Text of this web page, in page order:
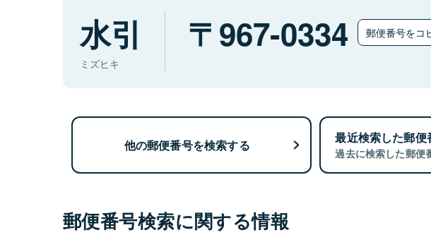
水引
ミズヒキ
967-0334 郵便番号をコ
他の郵便番号を検索する 最近検索した郵便
過去に検索した郵便
郵便番号検索に関する情報